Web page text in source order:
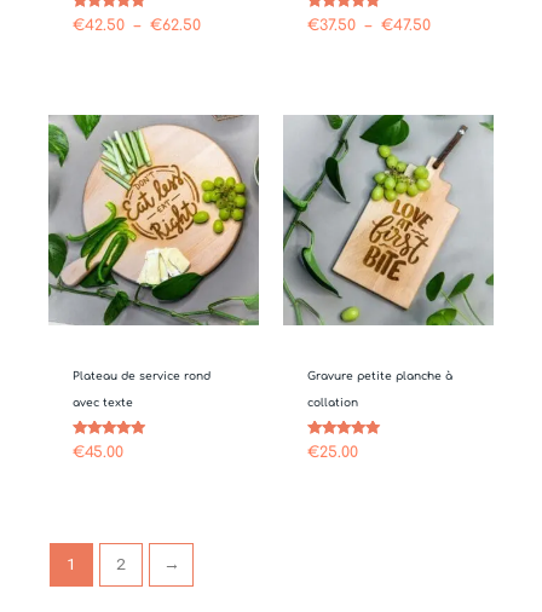
Note
4.75
€42.50 – €62.50
Note
4.64
€37.50 – €47.50
Plateau de service rond
avec texte
Note
5.00
€45.00
Gravure petite planche à
collation
Note
5.00
€25.00
1 2 →